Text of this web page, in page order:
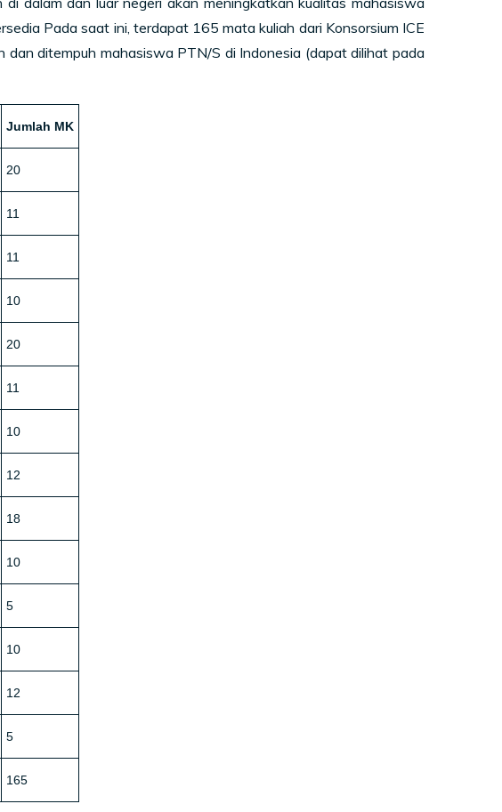
Pada saat ini, terdapat 165 mata kuliah dari Konsorsium ICE
ditempuh mahasiswa PTN/S di Indonesia (dapat dilihat pada
Jumlah MK
20
11
11
10
20
11
10
12
18
10
5
10
12
5
165